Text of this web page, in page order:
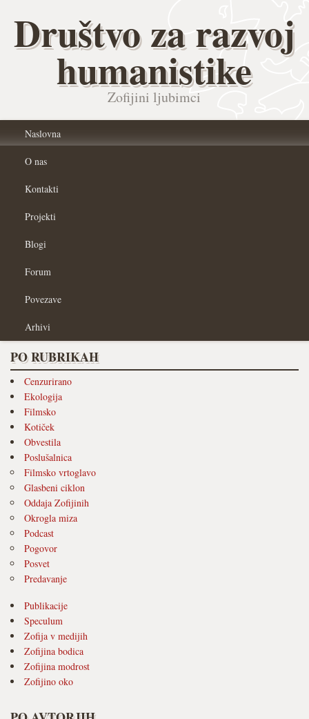
Društvo za razvoj
humanistike
Zofijini ljubimci
Naslovna
O nas
Kontakti
Projekti
Blogi
Forum
Povezave
Arhivi
PO RUBRIKAH
Cenzurirano
Ekologija
Filmsko
Kotiček
Obvestila
Poslušalnica
Filmsko vrtoglavo
Glasbeni ciklon
Oddaja Zofijinih
Okrogla miza
Podcast
Pogovor
Posvet
Predavanje
Publikacije
Speculum
Zofija v medijih
Zofijina bodica
Zofijina modrost
Zofijino oko